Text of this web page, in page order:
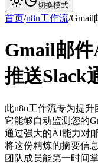
切换模式
首页/n8n工作流/Gmail
Gmail邮
推送Slack
此n8n工作流专为提升
它能够自动监测您的
通过强大的AI能力对
将这份精炼的摘要信
团队成员能第一时间